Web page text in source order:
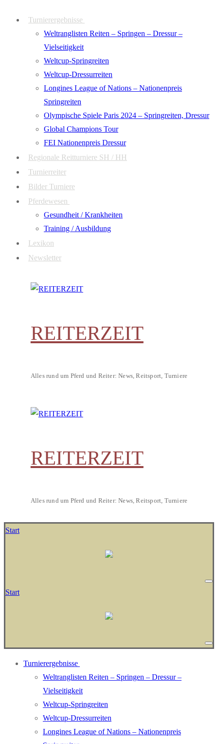
Turnierergebnisse
Weltranglisten Reiten – Springen – Dressur –
Vielseitigkeit
Weltcup-Springreiten
Weltcup-Dressurreiten
Longines League of Nations – Nationenpreis
Springreiten
Olympische Spiele Paris 2024 – Springreiten, Dressur
Global Champions Tour
FEI Nationenpreis Dressur
Regionale Reitturniere SH / HH
Turnierreiter
Bilder Turniere
Pferdewesen
Gesundheit / Krankheiten
Training / Ausbildung
Lexikon
Newsletter
REITERZEIT
Alles rund um Pferd und Reiter: News, Reitsport, Turniere
REITERZEIT
Alles rund um Pferd und Reiter: News, Reitsport, Turniere
Start
Start
Turnierergebnisse
Weltranglisten Reiten – Springen – Dressur –
Vielseitigkeit
Weltcup-Springreiten
Weltcup-Dressurreiten
Longines League of Nations – Nationenpreis